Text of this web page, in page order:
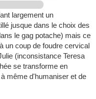
largement un
jusque dans le choix des
le gag potache) mais ce
un coup de foudre cervical
(inconsistance Teresa
se transforme en
même d'humaniser et de